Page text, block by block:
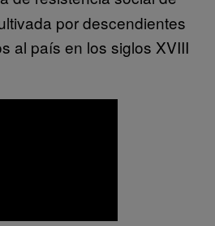
por descendientes
al país en los siglos XVIII